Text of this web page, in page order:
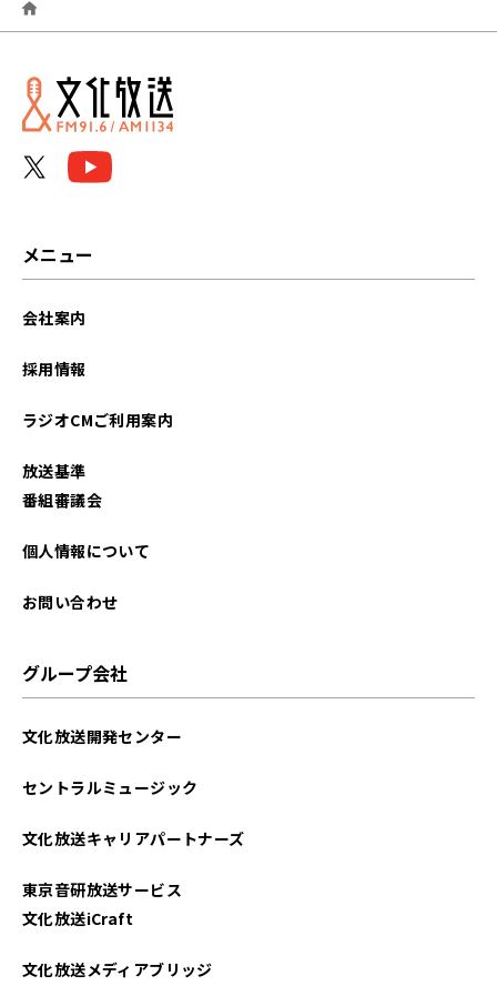
2026年05月
2026年04月
2025年07月
2025年04月
2024年11月
メニュー
会社案内
採用情報
ラジオCMご利用案内
放送基準
番組審議会
個人情報について
お問い合わせ
グループ会社
文化放送開発センター
セントラルミュージック
文化放送キャリアパートナーズ
東京音研放送サービス
文化放送iCraft
文化放送メディアブリッジ